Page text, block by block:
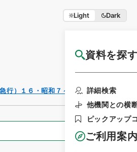
Light Dark
資料を探す
詳細検索
他機関との横
ピックアップ
ご利用案内
国立
行）１６・昭和７～９年
全ての情報